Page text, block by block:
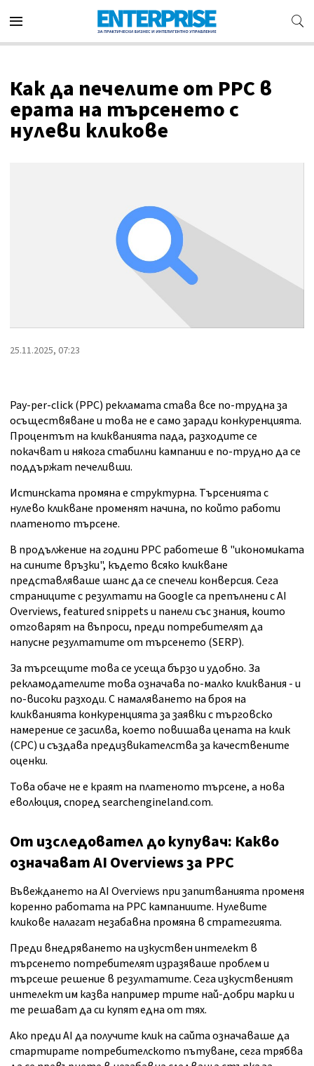
Как да печелите от PPC в
ерата на търсенето с
нулеви кликове
25.11.2025, 07:23
Pay-per-click (PPC) рекламата става все по-трудна за
осъществяване и това не е само заради конкуренцията.
Процентът на кликванията пада, разходите се
покачват и някога стабилни кампании е по-трудно да се
поддържат печеливши.
Истинската промяна е структурна. Търсенията с
нулево кликване променят начина, по който работи
платеното търсене.
В продължение на години PPC работеше в "икономиката
на сините връзки", където всяко кликване
представляваше шанс да се спечели конверсия. Сега
страниците с резултати на Google са препълнени с AI
Overviews, featured snippets и панели със знания, които
отговарят на въпроси, преди потребителят да
напусне резултатите от търсенето (SERP).
За търсещите това се усеща бързо и удобно. За
рекламодателите това означава по-малко кликвания - и
по-високи разходи. С намаляването на броя на
кликванията конкуренцията за заявки с търговско
намерение се засилва, което повишава цената на клик
(CPC) и създава предизвикателства за качествените
оценки.
Това обаче не е краят на платеното търсене, а нова
еволюция, според searchengineland.com.
От изследовател до купувач: Какво
означават AI Overviewsза PPC
Въвеждането на AI Overviews при запитванията променя
коренно работата на PPC кампаниите. Нулевите
кликове налагат незабавна промяна в стратегията.
Преди внедряването на изкуствен интелект в
търсенето потребителят изразяваше проблем и
търсеше решение в резултатите. Сега изкуственият
интелект им казва например трите най-добри марки и
те решават да си купят една от тях.
Ако преди AI да получите клик на сайта означаваше да
стартирате потребителското пътуване, сега трябва